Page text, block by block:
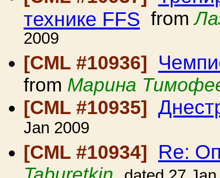
технике FFS from
2009
[CML #10936]
from Марина
[CML #10935]
Jan 2009
[CML #10934]
Re: